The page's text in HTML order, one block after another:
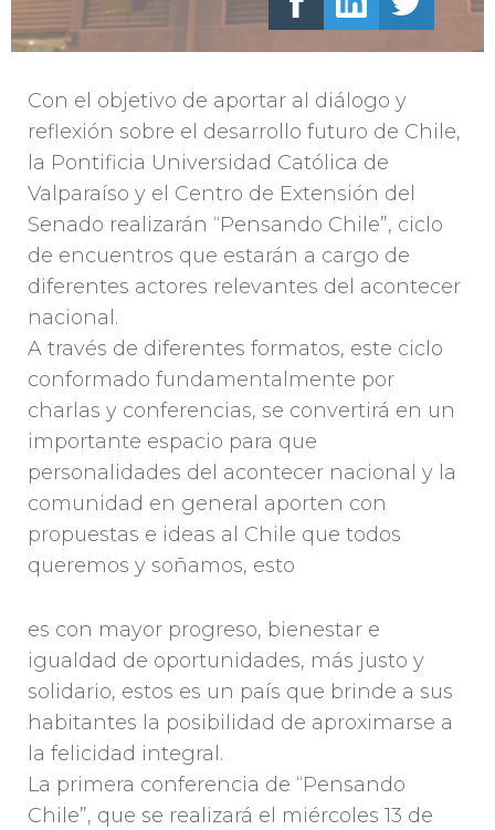
Con el objetivo de aportar al diálogo y
reflexión sobre el desarrollo futuro de Chile,
la Pontificia Universidad Católica de
Valparaíso y el Centro de Extensión del
Senado realizarán “Pensando Chile”, ciclo
de encuentros que estarán a cargo de
diferentes actores relevantes del acontecer
nacional.
A través de diferentes formatos, este ciclo
conformado fundamentalmente por
charlas y conferencias, se convertirá en un
importante espacio para que
personalidades del acontecer nacional y la
comunidad en general aporten con
propuestas e ideas al Chile que todos
queremos y soñamos, esto
es con mayor progreso, bienestar e
igualdad de oportunidades, más justo y
solidario, estos es un país que brinde a sus
habitantes la posibilidad de aproximarse a
la felicidad integral.
La primera conferencia de “Pensando
Chile”, que se realizará el miércoles 13 de